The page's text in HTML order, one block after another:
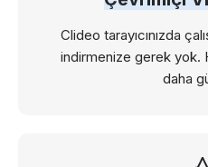
Clideo tarayıcınızda
indirmenize gerek yok.
daha